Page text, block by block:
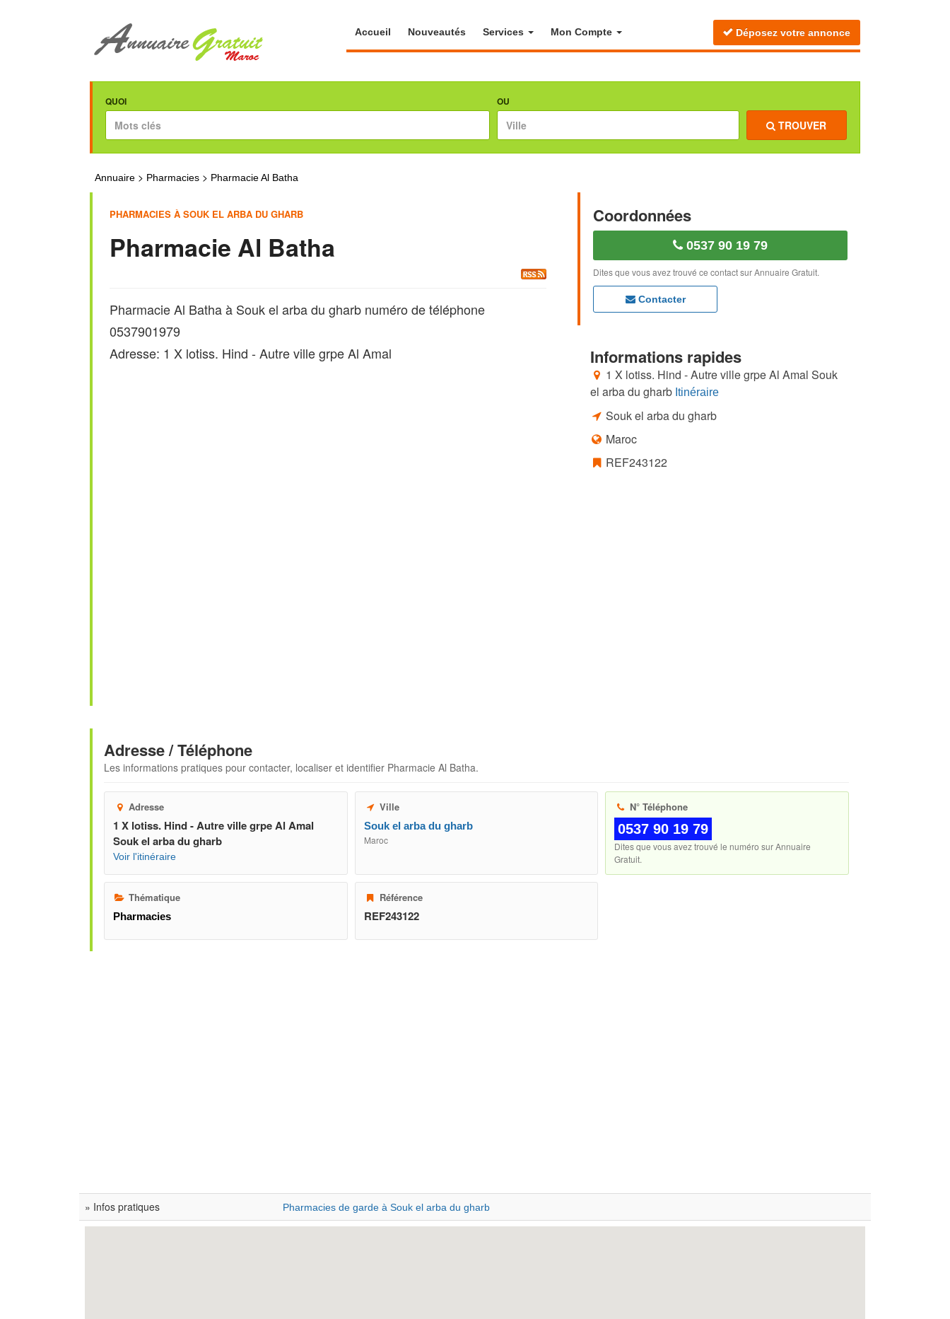
Accueil Nouveautés Services Mon Compte Déposez votre annonce
QUOI OU
TROUVER
Annuaire > Pharmacies > Pharmacie Al Batha
PHARMACIES À SOUK EL ARBA DU GHARB
Pharmacie Al Batha
Pharmacie Al Batha à Souk el arba du gharb numéro de téléphone
0537901979
Adresse: 1 X lotiss. Hind - Autre ville grpe Al Amal
Coordonnées
0537 90 19 79
Dites que vous avez trouvé ce contact sur Annuaire Gratuit.
Contacter
Informations rapides
1 X lotiss. Hind - Autre ville grpe Al Amal Souk
el arba du gharb Itinéraire
Souk el arba du gharb
Maroc
REF243122
Adresse / Téléphone
Les informations pratiques pour contacter, localiser et identifier Pharmacie Al Batha.
Adresse
1 X lotiss. Hind - Autre ville grpe Al Amal
Souk el arba du gharb
Voir l'itinéraire
Ville
Souk el arba du gharb
Maroc
N° Téléphone
0537 90 19 79
Dites que vous avez trouvé le numéro sur Annuaire
Gratuit.
Thématique
Pharmacies
Référence
REF243122
» Infos pratiques Pharmacies de garde à Souk el arba du gharb